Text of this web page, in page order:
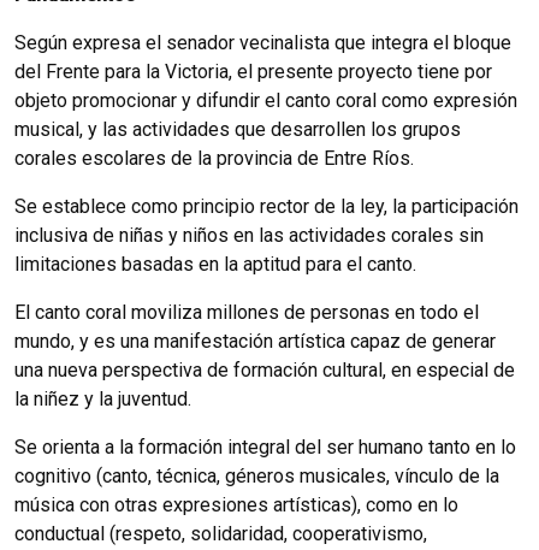
Según expresa el senador vecinalista que integra el bloque
del Frente para la Victoria, el presente proyecto tiene por
objeto promocionar y difundir el canto coral como expresión
musical, y las actividades que desarrollen los grupos
corales escolares de la provincia de Entre Ríos.
Se establece como principio rector de la ley, la participación
inclusiva de niñas y niños en las actividades corales sin
limitaciones basadas en la aptitud para el canto.
El canto coral moviliza millones de personas en todo el
mundo, y es una manifestación artística capaz de generar
una nueva perspectiva de formación cultural, en especial de
la niñez y la juventud.
Se orienta a la formación integral del ser humano tanto en lo
cognitivo (canto, técnica, géneros musicales, vínculo de la
música con otras expresiones artísticas), como en lo
conductual (respeto, solidaridad, cooperativismo,